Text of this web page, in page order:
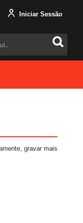
Iniciar Sessão
gravar mais